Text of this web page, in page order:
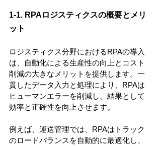
1-1. RPAロジスティクスの概要とメリ
ット
ロジスティクス分野におけるRPAの導入
は、自動化による生産性の向上とコスト
削減の大きなメリットを提供します。一
貫したデータ入力と処理により、RPAは
ヒューマンエラーを削減し、結果として
効率と正確性を向上させます。
例えば、運送管理では、RPAはトラック
のロードバランスを自動的に最適化し、